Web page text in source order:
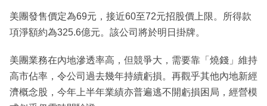
美團發售價定為69元，接近60至72元招股價上限。所得款
項淨額約為325.6億元。該公司將於明日掛牌。
美團業務在內地滲透率高，但競爭大，需要靠「燒錢」維持
高市佔率，令公司過去幾年持續虧損。再觀乎其他內地新經
濟概念股，今年上半年業績亦普遍逃不開虧損困局，經營模